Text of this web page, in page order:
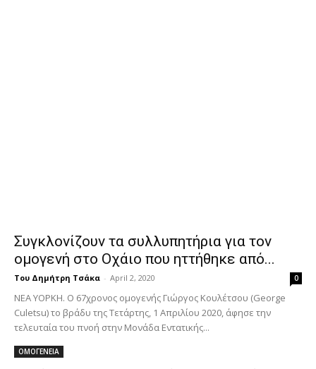
Συγκλονίζουν τα συλλυπητήρια για τον
ομογενή στο Οχάιο που ηττήθηκε από...
Του Δημήτρη Τσάκα - April 2, 2020 0
ΝΕΑ ΥΟΡΚΗ. Ο 67χρονος ομογενής Γιώργος Κουλέτσου (George
Culetsu) το βράδυ της Τετάρτης, 1 Απριλίου 2020, άφησε την
τελευταία του πνοή στην Μονάδα Εντατικής...
ΟΜΟΓΕΝΕΙΑ